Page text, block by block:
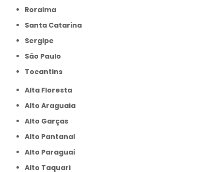
Roraima
Santa Catarina
Sergipe
São Paulo
Tocantins
Alta Floresta
Alto Araguaia
Alto Garças
Alto Pantanal
Alto Paraguai
Alto Taquari